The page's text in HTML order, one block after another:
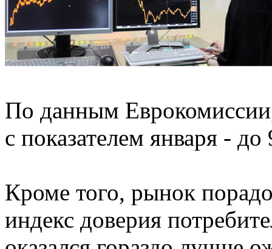
По данным Еврокомиссии,
с показателем января -
Кроме того, рынок
индекс доверия